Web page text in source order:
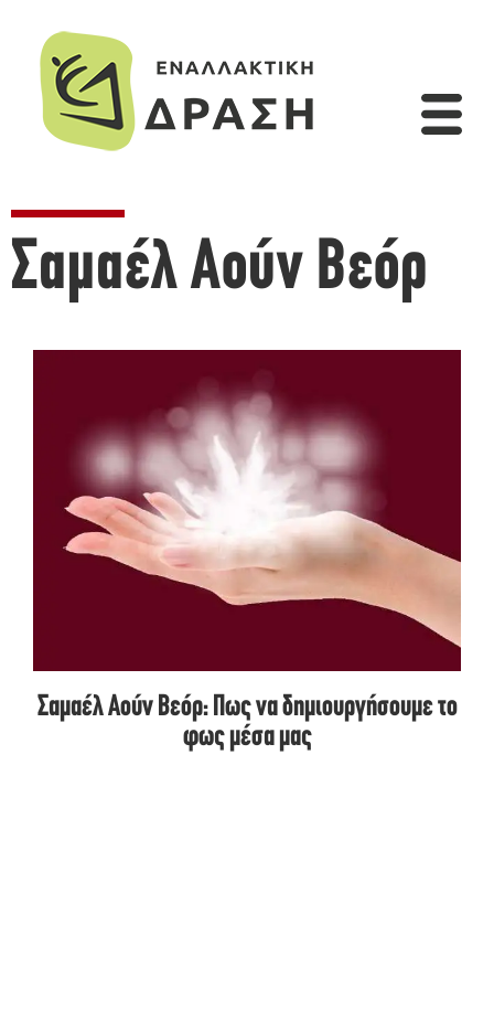
Σαμαέλ Αούν Βεόρ
Σαμαέλ Αούν Βεόρ: Πως να δημιουργήσουμε το
φως μέσα μας